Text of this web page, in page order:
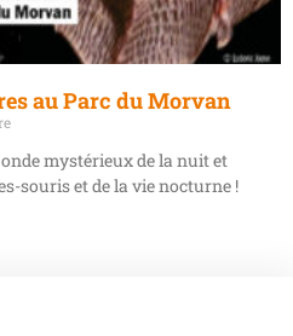
au Parc du Morvan
mystérieux de la nuit et
souris et de la vie nocturne !